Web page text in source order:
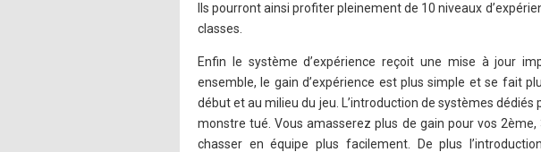
Ils pourront ainsi profiter pleinement de 10 niveaux
classes.
Enfin le système d’expérience reçoit une mise à jour
ensemble, le gain d’expérience est plus simple et se fait
début et au milieu du jeu. L’introduction de systèmes
monstre tué. Vous amasserez plus de gain pour vos
chasser en équipe plus facilement. De plus